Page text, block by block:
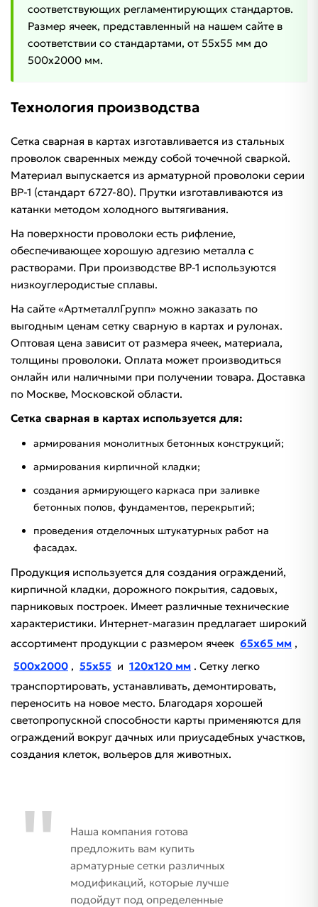
соответствующих регламентирующих стандартов.
Размер ячеек, представленный на нашем сайте в
соответствии со стандартами, от 55x55 мм до
500x2000 мм.
Технология производства
Сетка сварная в картах изготавливается из стальных
проволок сваренных между собой точечной сваркой.
Материал выпускается из арматурной проволоки серии
ВР-1 (стандарт 6727-80). Прутки изготавливаются из
катанки методом холодного вытягивания.
На поверхности проволоки есть рифление,
обеспечивающее хорошую адгезию металла с
растворами. При производстве ВР-1 используются
низкоуглеродистые сплавы.
На сайте «АртметаллГрупп» можно заказать по
выгодным ценам сетку сварную в картах и рулонах.
Оптовая цена зависит от размера ячеек, материала,
толщины проволоки. Оплата может производиться
онлайн или наличными при получении товара. Доставка
по Москве, Московской области.
Сетка сварная в картах используется для:
армирования монолитных бетонных конструкций;
армирования кирпичной кладки;
создания армирующего каркаса при заливке
бетонных полов, фундаментов, перекрытий;
проведения отделочных штукатурных работ на
фасадах.
Продукция используется для создания ограждений,
кирпичной кладки, дорожного покрытия, садовых,
парниковых построек. Имеет различные технические
характеристики. Интернет-магазин предлагает широкий
ассортимент продукции с размером ячеек 65х65 мм ,
500х2000 , 55х55 и 120х120 мм . Сетку легко
транспортировать, устанавливать, демонтировать,
переносить на новое место. Благодаря хорошей
светопропускной способности карты применяются для
ограждений вокруг дачных или приусадебных участков,
создания клеток, вольеров для животных.
Наша компания готова
предложить вам купить
арматурные сетки различных
модификаций, которые лучше
подойдут под определенные